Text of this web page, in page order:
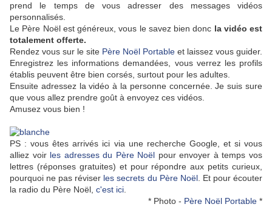
prend le temps de vous adresser des messages vidéos
personnalisés.
Le Père Noël est généreux, vous le savez bien donc la vidéo est
totalement offerte.
Rendez vous sur le site Père Noël Portable et laissez vous guider.
Enregistrez les informations demandées, vous verrez les profils
établis peuvent être bien corsés, surtout pour les adultes.
Ensuite adressez la vidéo à la personne concernée. Je suis sure
que vous allez prendre goût à envoyez ces vidéos.
Amusez vous bien !
PS : vous êtes arrivés ici via une recherche Google, et si vous
alliez voir les adresses du Père Noël pour envoyer à temps vos
lettres (réponses gratuites) et pour répondre aux petits curieux,
pourquoi ne pas réviser les secrets du Père Noël. Et pour écouter
la radio du Père Noël, c'est ici
* Photo - Père Noël Portable *